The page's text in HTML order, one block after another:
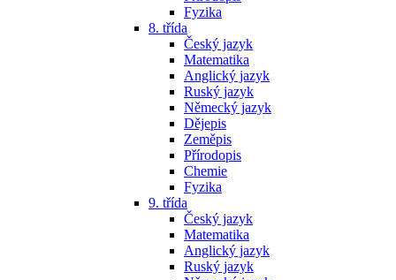
Fyzika
8. třída
Český jazyk
Matematika
Anglický jazyk
Ruský jazyk
Německý jazyk
Dějepis
Zeměpis
Přírodopis
Chemie
Fyzika
9. třída
Český jazyk
Matematika
Anglický jazyk
Ruský jazyk